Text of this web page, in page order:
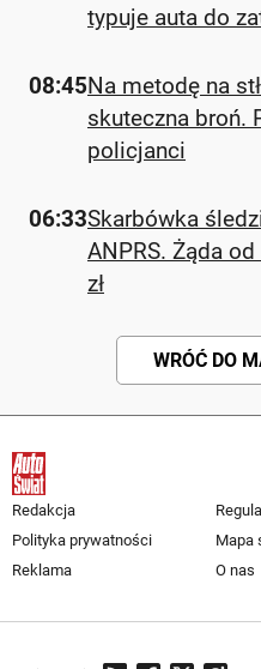
typuje auta do
08:45Na metodę na
skuteczna broń.
policjanci
06:33Skarbówka
ANPRS. Żąda
zł
WRÓĆ DO
Redakcja
Polityka prywatności
Mapa
Reklama
O nas